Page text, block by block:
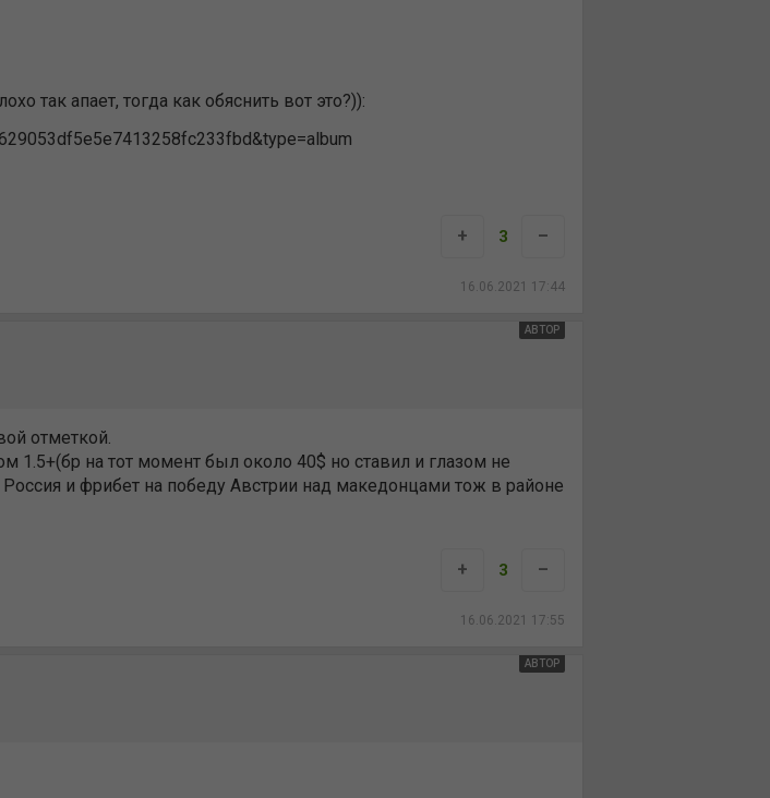
так апает, тогда как обяснить вот это?)):
16.06.2021 17:44
+ 3 –
АВТОР
отметкой.
1.5+(бр на тот момент был около 40$ но ставил и глазом не
и фрибет на победу Австрии над македонцами тож в районе
16.06.2021 17:55
+ 3 –
АВТОР